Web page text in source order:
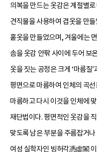
의복을 만드는 옷감은 계절별
견직물을 사용하여 겹옷을 만
홑옷을 만들었으며, 겨울에는
솜을 옷감 안팎 사이에 두어 보
옷을 짓는 공정은 크게 ‘마름질
평면으로 마름하여 인체의 곡
마름하고 다시 이것을 인체에
재단법이다. 평면적인 옷감을
맞도록 남은 부분을 주름잡거
여성 실학자인 빙허각憑虛閣